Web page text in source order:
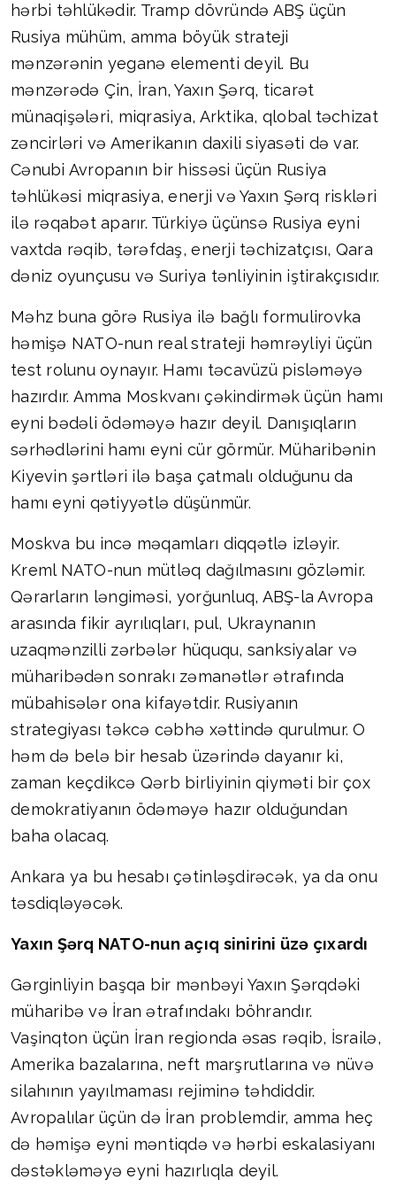
hərbi təhlükədir. Tramp dövründə ABŞ üçün
Rusiya mühüm, amma böyük strateji
mənzərənin yeganə elementi deyil. Bu
mənzərədə Çin, İran, Yaxın Şərq, ticarət
münaqişələri, miqrasiya, Arktika, qlobal təchizat
zəncirləri və Amerikanın daxili siyasəti də var.
Cənubi Avropanın bir hissəsi üçün Rusiya
təhlükəsi miqrasiya, enerji və Yaxın Şərq riskləri
ilə rəqabət aparır. Türkiyə üçünsə Rusiya eyni
vaxtda rəqib, tərəfdaş, enerji təchizatçısı, Qara
dəniz oyunçusu və Suriya tənliyinin iştirakçısıdır.
Məhz buna görə Rusiya ilə bağlı formulirovka
həmişə NATO-nun real strateji həmrəyliyi üçün
test rolunu oynayır. Hamı təcavüzü pisləməyə
hazırdır. Amma Moskvanı çəkindirmək üçün hamı
eyni bədəli ödəməyə hazır deyil. Danışıqların
sərhədlərini hamı eyni cür görmür. Müharibənin
Kiyevin şərtləri ilə başa çatmalı olduğunu da
hamı eyni qətiyyətlə düşünmür.
Moskva bu incə məqamları diqqətlə izləyir.
Kreml NATO-nun mütləq dağılmasını gözləmir.
Qərarların ləngiməsi, yorğunluq, ABŞ-la Avropa
arasında fikir ayrılıqları, pul, Ukraynanın
uzaqmənzilli zərbələr hüququ, sanksiyalar və
müharibədən sonrakı zəmanətlər ətrafında
mübahisələr ona kifayətdir. Rusiyanın
strategiyası təkcə cəbhə xəttində qurulmur. O
həm də belə bir hesab üzərində dayanır ki,
zaman keçdikcə Qərb birliyinin qiyməti bir çox
demokratiyanın ödəməyə hazır olduğundan
baha olacaq.
Ankara ya bu hesabı çətinləşdirəcək, ya da onu
təsdiqləyəcək.
Yaxın Şərq NATO-nun açıq sinirini üzə çıxardı
Gərginliyin başqa bir mənbəyi Yaxın Şərqdəki
müharibə və İran ətrafındakı böhrandır.
Vaşinqton üçün İran regionda əsas rəqib, İsrailə,
Amerika bazalarına, neft marşrutlarına və nüvə
silahının yayılmaması rejiminə təhdiddir.
Avropalılar üçün də İran problemdir, amma heç
də həmişə eyni məntiqdə və hərbi eskalasiyanı
dəstəkləməyə eyni hazırlıqla deyil.